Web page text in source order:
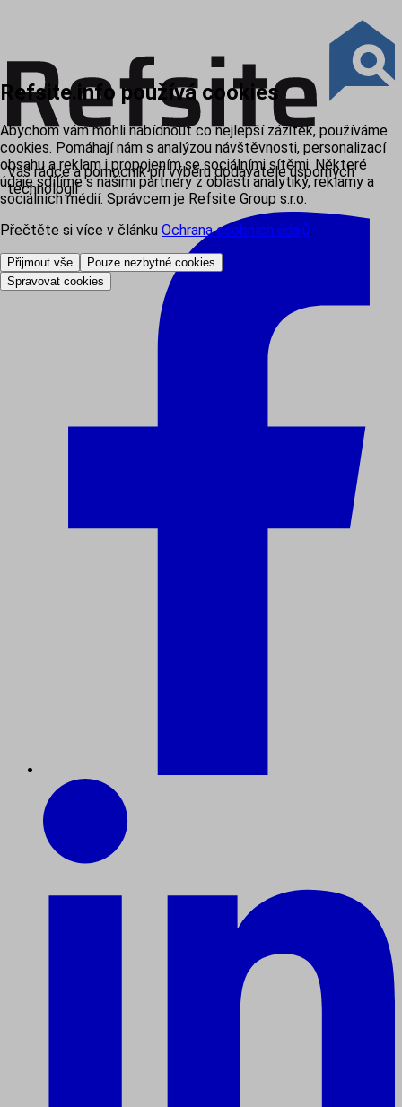
Váš rádce a pomocník při výběru dodavatele úsporných
technologií
Refsite.info používá cookies
Abychom vám mohli nabídnout co nejlepší zážitek, používáme
cookies. Pomáhají nám s analýzou návštěvnosti, personalizací
obsahu a reklam i propojením se sociálními sítěmi. Některé
údaje sdílíme s našimi partnery z oblasti analytiky, reklamy a
sociálních médií. Správcem je Refsite Group s.r.o.
Přečtěte si více v článku Ochrana osobních údajů.
Přijmout vše
Pouze nezbytné cookies
Spravovat cookies